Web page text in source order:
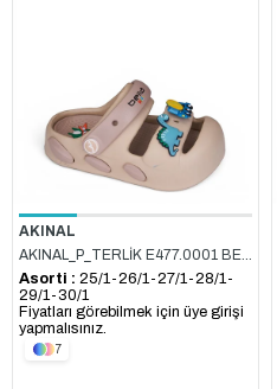
AKINAL
Asorti : 25/1-26/1-27/1-28/1-
29/1-30/1
Fiyatları görebilmek için üye girişi
yapmalısınız.
7